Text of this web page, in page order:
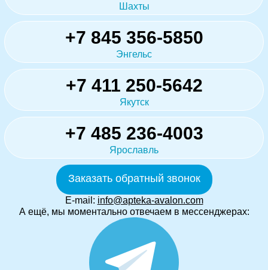
Шахты
+7 845 356-5850
Энгельс
+7 411 250-5642
Якутск
+7 485 236-4003
Ярославль
Заказать обратный звонок
E-mail: info@apteka-avalon.com
А ещё, мы моментально отвечаем в мессенджерах: